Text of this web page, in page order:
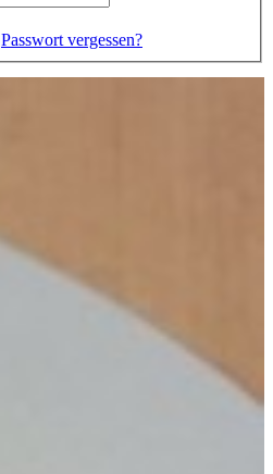
Passwort vergessen?